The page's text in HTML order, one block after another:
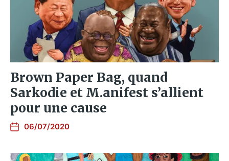
Brown Paper Bag, quand
Sarkodie et M.anifest s’allient
pour une cause
06/07/2020